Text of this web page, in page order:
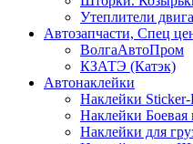
Утеплители
Автозапчасти, Спец
ВолгаАвтоПром
КЗАТЭ (Катэк)
Автонаклейки
Наклейки
Наклейки Боевая
Наклейки для